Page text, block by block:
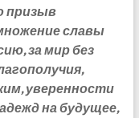
призыв
славы
за мир без
уверенности
на будущее,